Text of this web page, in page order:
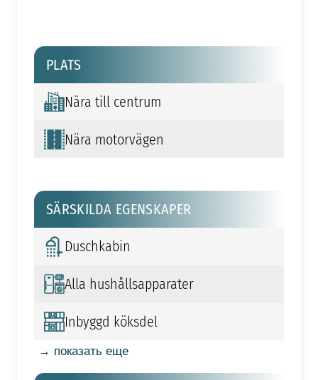
PLATS
Nära till centrum
Nära motorvägen
SÄRSKILDA EGENSKAPER
Duschkabin
Alla hushållsapparater
Inbyggd köksdel
→ показать еще